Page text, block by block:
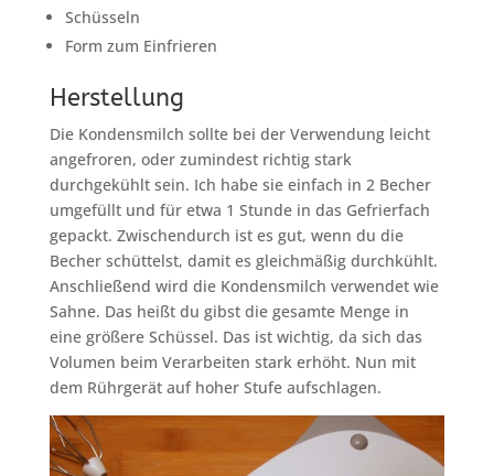
Schüsseln
Form zum Einfrieren
Herstellung
Die Kondensmilch sollte bei der Verwendung leicht
angefroren, oder zumindest richtig stark
durchgekühlt sein. Ich habe sie einfach in 2 Becher
umgefüllt und für etwa 1 Stunde in das Gefrierfach
gepackt. Zwischendurch ist es gut, wenn du die
Becher schüttelst, damit es gleichmäßig durchkühlt.
Anschließend wird die Kondensmilch verwendet wie
Sahne. Das heißt du gibst die gesamte Menge in
eine größere Schüssel. Das ist wichtig, da sich das
Volumen beim Verarbeiten stark erhöht. Nun mit
dem Rührgerät auf hoher Stufe aufschlagen.